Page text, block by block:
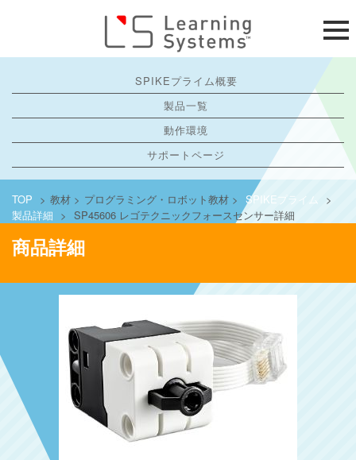
SPIKEプライム概要
製品一覧
動作環境
サポートページ
TOP > 教材 > プログラミング・ロボット教材 > SPIKEプライム
>
製品詳細 > SP45606 レゴテクニックフォースセンサー詳細
商品詳細